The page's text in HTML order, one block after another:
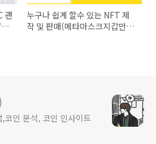
괜
누구나 쉽게 할수 있는 NFT 제
작 및 판매(메타마스크지갑만들
코인 분석, 코인 인사이트